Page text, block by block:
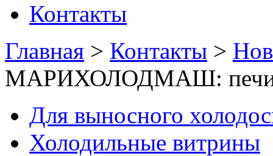
Контакты
Главная > Контакты >
МАРИХОЛОДМАШ: печи
Для выносного
Холодильные витрины